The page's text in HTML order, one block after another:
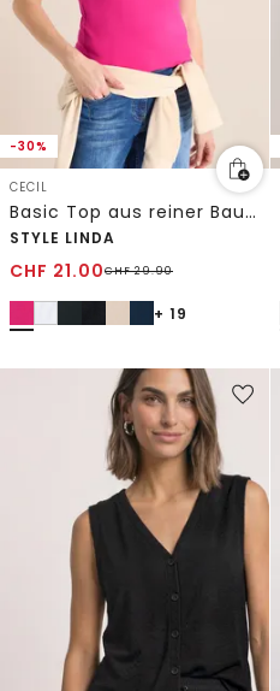
-30%
CECIL
Basic Top aus reiner Baumwolle
STYLE LINDA
CHF 21.00CHF29.90
+ 19